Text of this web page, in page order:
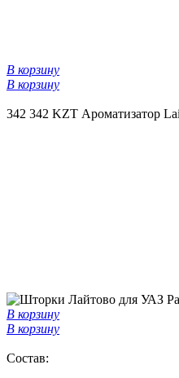
В корзину
В корзину
342 342 KZT Ароматизатор
В корзину
В корзину
Состав: